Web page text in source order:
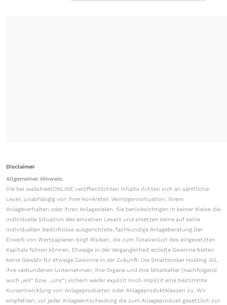
Disclaimer
Allgemeiner Hinweis:
Die bei wallstreetONLINE veröffentlichten Inhalte richten sich an sämtliche
Leser, unabhängig von ihrer konkreten Vermögenssituation, ihrem
Anlageverhalten oder ihren Anlagezielen. Sie berücksichtigen in keiner Weise die
individuelle Situation des einzelnen Lesers und ersetzen keine auf seine
individuellen Bedürfnisse ausgerichtete, fachkundige Anlageberatung.Der
Erwerb von Wertpapieren birgt Risiken, die zum Totalverlust des eingesetzten
Kapitals führen können. Etwaige in der Vergangenheit erzielte Gewinne bieten
keine Gewähr für etwaige Gewinne in der Zukunft. Die Smartbroker Holding AG,
ihre verbundenen Unternehmen, ihre Organe und ihre Mitarbeiter (nachfolgend
auch „wir“ bzw. „uns“) sichern weder explizit noch implizit eine bestimmte
Kursentwicklung von Anlageprodukten oder Anlageproduktklassen zu. Wir
empfehlen, vor jeder Anlageentscheidung die zum Anlageprodukt gesetzlich zur